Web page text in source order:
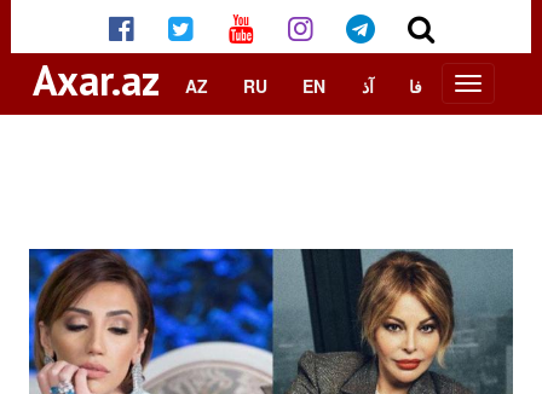
Axar.az AZ RU EN آذ فا